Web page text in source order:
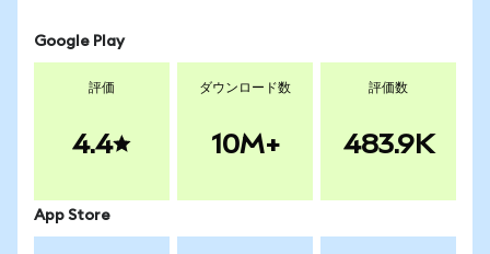
Google Play
評価
4.4
ダウンロード数
10M+
評価数
483.9K
App Store